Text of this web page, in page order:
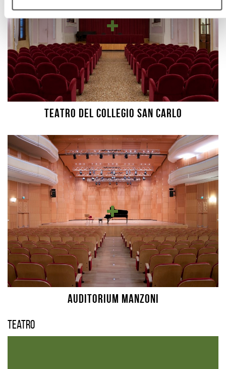
TEATRO DEL COLLEGIO SAN CARLO
AUDITORIUM MANZONI
Teatro